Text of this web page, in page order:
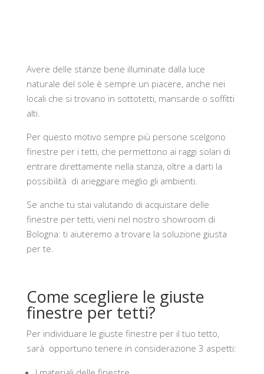
Avere delle stanze bene illuminate dalla luce
naturale del sole è sempre un piacere, anche nei
locali che si trovano in sottotetti, mansarde o soffitti
alti.
Per questo motivo sempre più persone scelgono
finestre per i tetti, che permettono ai raggi solari di
entrare direttamente nella stanza, oltre a darti la
possibilità di arieggiare meglio gli ambienti.
Se anche tu stai valutando di acquistare delle
finestre per tetti, vieni nel nostro showroom di
Bologna: ti aiuteremo a trovare la soluzione giusta
per te.
Come scegliere le giuste
finestre per tetti?
Per individuare le giuste finestre per il tuo tetto,
sarà opportuno tenere in considerazione 3 aspetti: